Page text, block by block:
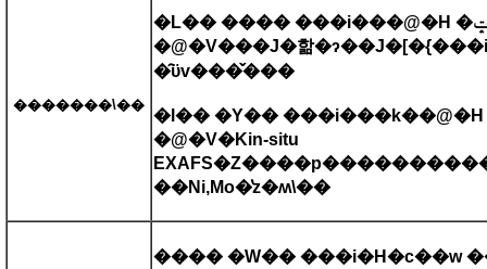
�������\��
�@�V���J�핢
�̑ϋv���̌���
�l�� �Y��
�@�V�Kin-situ
��Ni,Mo�̔z�ʍ\��
���� �W�� ���i�H�c��w